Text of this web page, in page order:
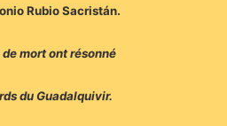
Rubio Sacristán.
de mort ont résonné
du Guadalquivir.